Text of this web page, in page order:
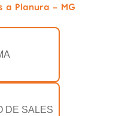
a Planura - MG
DE SALES